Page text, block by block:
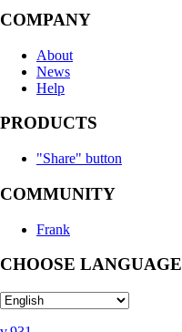
COMPANY
About
News
Help
PRODUCTS
"Share" button
COMMUNITY
Frank
CHOOSE LANGUAGE